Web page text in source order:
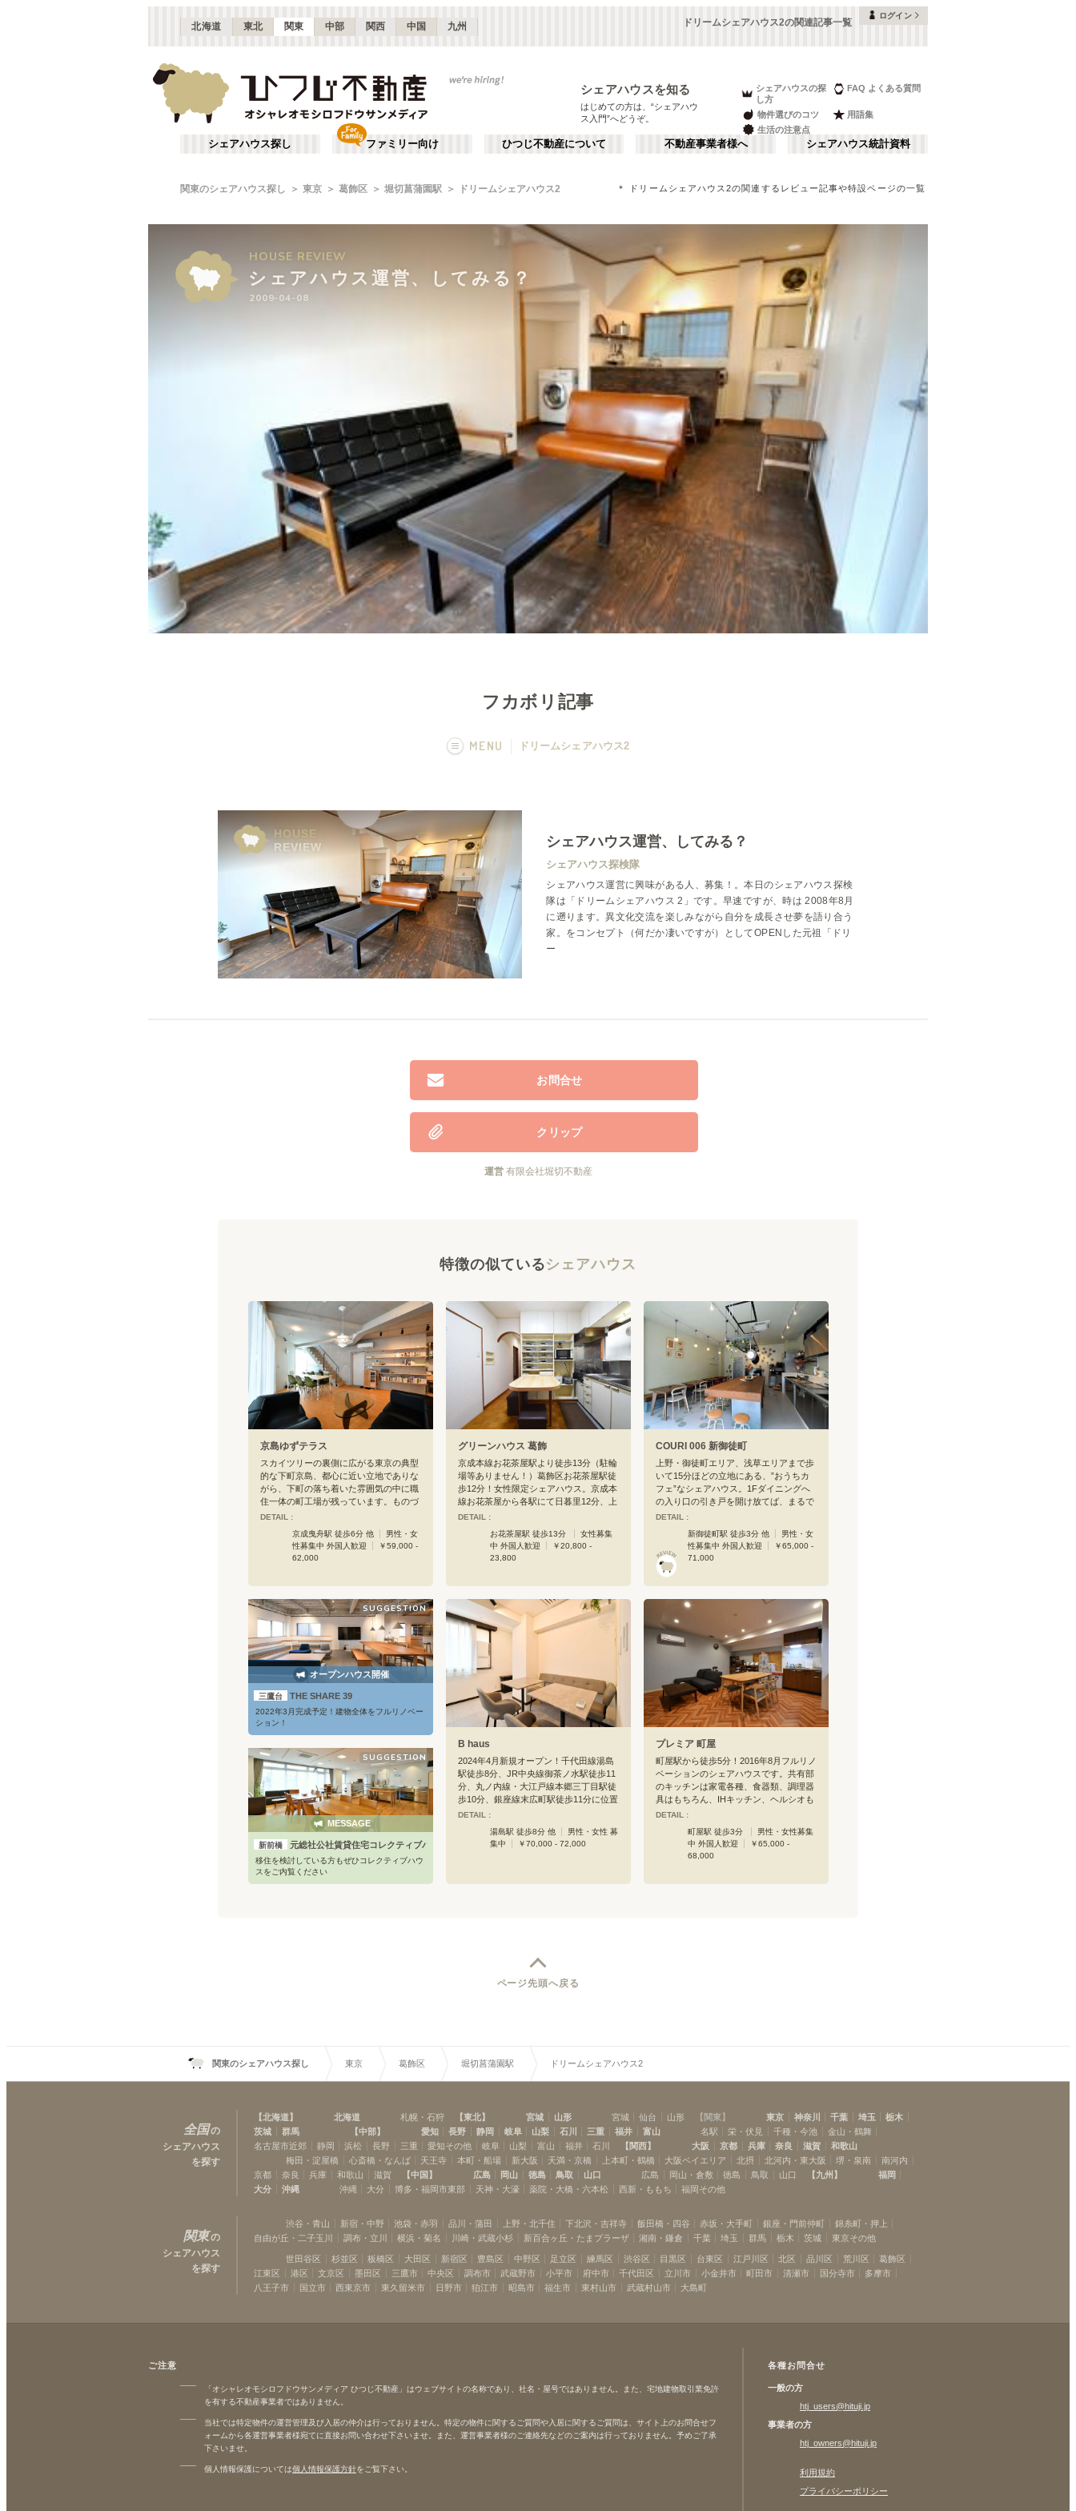
北海道 東北 関東 中部 関西 中国 九州 ドリームシェアハウス2の関連記事一覧
ログイン
シェアハウスを知る
はじめての方は、“シェアハウ
ス入門”へどうぞ。
シェアハウスの探
し方
FAQ よくある質問
物件選びのコツ
用語集
生活の注意点
シェアハウス探し ファミリー向け ひつじ不動産について 不動産事業者様へ シェアハウス統計資料
関東のシェアハウス探し 東京 葛飾区 堀切菖蒲園駅 ドリームシェアハウス2 ＊ ドリームシェアハウス2の関連するレビュー記事や特設ページの一覧
HOUSE REVIEW
シェアハウス運営、してみる？
2009-04-08
HOUSE REVIEW
シェアハウス運営、してみる？
2009-04-08
HOUSE REVIEW
シェアハウス運営、してみる？
2009-04-08
フカボリ記事
MENU ドリームシェアハウス2
運営者
HOUSE
REVIEW
シェアハウス運営、してみる？
シェアハウス探検隊
シェアハウス運営に興味がある人、募集！。本日のシェアハウス探検
隊は「ドリームシェアハウス 2」です。早速ですが、時は 2008年8月
に遡ります。異文化交流を楽しみながら自分を成長させ夢を語り合う
家。をコンセプト（何だか凄いですが）としてOPENした元祖「ドリ
ー
お問合せ
クリップ
運営 有限会社堀切不動産
特徴の似ているシェアハウス
京島ゆずテラス
スカイツリーの裏側に広がる東京の典型
的な下町京島、都心に近い立地でありな
がら、下町の落ち着いた雰囲気の中に職
住一体の町工場が残っています。ものづ
くりの町での生活、シェアハウスの中で
との生活が、イノベーションの発想を加
速します。近くに昭和の雰囲気満載のキ
訓練などの地域活動が盛んです。シェア
ハウスを通して下町コミュニティへの参
加が可能です。
DETAIL :
京成曳舟駅 徒歩6分 他
男性・女
性募集中 外国人歓迎
￥59,000 -
62,000
グリーンハウス 葛飾
京成本線お花茶屋駅より徒歩13分（駐輪
場等ありません！）葛飾区お花茶屋駅徒
歩12分！女性限定シェアハウス。京成本
線お花茶屋から各駅にて日暮里12分、上
野15分と抜群な立地！内装フルリノベー
ホワイトテイスト。光ネットは使い放
題。洗濯置はコイン式ではございませ
した。 東京生活を提案させて頂きます。
DETAIL :
お花茶屋駅 徒歩13分
女性募集
中 外国人歓迎
￥20,800 -
23,800
COURI 006 新御徒町
上野・御徒町エリア、浅草エリアまで歩
いて15分ほどの立地にある、”おうちカ
フェ”なシェアハウス。1Fダイニングへ
の入り口の引き戸を開け放てば、まるで
オープンカフェのよう。毎日忙しくして
ンを焼き、コーヒーにこだわり、ゆった
りした朝を過ごす、そんな時間を満喫で
きます。おもしろ調理器具の揃う大きめ
キッチンは、おもてなしの場所。ヌード
て、粉から手作りの生パスタ、本格石釜
ピザをつくり、みんなでわいわいお料理
を囲むのも、たのしみのひとつ。おいし
いものがあれば、自然と笑顔と会話がは
ずむはず。4Fにもリビング＆キッチンが
あり、こちらのリビングでは靴を脱いで
くつろげます。個室のドアの色は4色。
部屋番号のサインやメッセージボードは
ゆるーいデザイン。ホテルのような、お
店のような雰囲気です。新宿まで都営大
分。どんどん盛り上がっていくイースト
東京！このエリアは発見がいっぱいで
す。カフェにいるような心地いい空間。
コーヒーを入れて本をおともに、ゆっく
り時間をたのしむカフェスペース。料理
い。おいしいごはんを通じて人とつなが
る、そんなシェアハウスです。
DETAIL :
新御徒町駅 徒歩3分 他
男性・女
性募集中 外国人歓迎
￥65,000 -
71,000
SUGGESTION
オープンハウス開催
三鷹台 THE SHARE 39
2022年3月完成予定！建物全体をフルリノベー
ション！
SUGGESTION
MESSAGE
新前橋 元総社公社賃貸住宅コレクティブハウス
移住を検討している方もぜひコレクティブハウ
スをご内覧ください
B haus
2024年4月新規オープン！千代田線湯島
駅徒歩8分、JR中央線御茶ノ水駅徒歩11
分、丸ノ内線・大江戸線本郷三丁目駅徒
歩10分、銀座線末広町駅徒歩11分に位置
する抜群のアクセスと、大学の集積によ
生み出します。周辺には神田明神や湯島
天満宮などもあり、深みのある歴史文化
屋は民泊）。個室以外は民泊との共用と
なっております。ご興味持って頂きまし
たら気軽にお問い合わせ頂ければと思い
DETAIL :
湯島駅 徒歩8分 他
男性・女性 募
集中
￥70,000 - 72,000
プレミア 町屋
町屋駅から徒歩5分！2016年8月フルリノ
ベーションのシェアハウスです。共有部
のキッチンは家電各種、食器類、調理器
具はもちろん、IHキッチン、ヘルシオも
完備！個室内は家具つき！お洒落なソフ
ブ付きの浴室もあります。 ハウスのすぐ
近所には公園や銭湯、八百屋さんがあっ
DETAIL :
町屋駅 徒歩3分
男性・女性募集
中 外国人歓迎
￥65,000 -
68,000
ページ先頭へ戻る
関東のシェアハウス探し 東京 葛飾区 堀切菖蒲園駅 ドリームシェアハウス2
全国の
シェアハウス
を探す
【北海道】 北海道 札幌・石狩 【東北】 宮城 山形 宮城 仙台 山形 【 関東】 東京 神奈川 千葉 埼玉
栃木
茨城
群馬 【中部】 愛知 長野 静岡 岐阜 山梨 石川 三重 福井 富山 名駅 栄・伏見 千種・今池
金山・鶴舞
名古屋市近郊
静岡 浜松 長野 三重 愛知その他 岐阜 山梨 富山 福井 石川 【関西】 大阪 京都 兵庫 奈良 滋賀
和歌山
梅田・淀屋橋
心斎橋・なんば 天王寺 本町・船場 新大阪 天満・京橋 上本町・鶴橋 大阪ベイエリア 北摂 北河内・東大阪 堺・泉南
南河内
京都
奈良 兵庫 和歌山 滋賀 【中国 】 広島 岡山 徳島 鳥取 山口 広島 岡山・倉敷 徳島 鳥取 山口 【九州 】
福岡
大分
沖縄 沖縄 大分 博多・福岡市東部 天神・大濠 薬院・大橋・六本松 西新・ももち 福岡その他
関東の
シェアハウス
を探す
渋谷・青山 新宿・中野 池袋・赤羽 品川・蒲田 上野・北千住 下北沢・吉祥寺 飯田橋・四谷 赤坂・大手町 銀座・門前仲町
錦糸町・押上
自由が丘・二子玉川
調布・立川 横浜・菊名 川崎・武蔵小杉 新百合ヶ丘・たまプラーザ 湘南・鎌倉 千葉 埼玉 群馬 栃木 茨城 東京その他
世田谷区 杉並区 板橋区 大田区 新宿区 豊島区 中野区 足立区 練馬区 渋谷区 目黒区 台東区 江戸川区 北区 品川区 荒川区
葛飾区
江東区
港区 文京区 墨田区 三鷹市 中央区 調布市 武蔵野市 小平市 府中市 千代田区 立川市 小金井市 町田市 清瀬市 国分寺市
多摩市
八王子市
国立市 西東京市 東久留米市 日野市 狛江市 昭島市 福生市 東村山市 武蔵村山市 大島町
ご注意
「オシャレオモシロフドウサンメディア ひつじ不動産」はウェブサイトの名称であり、社名・屋号ではありません。また、宅地建物取引業免許
を有する不動産事業者ではありません。
当社では特定物件の運営管理及び入居の仲介は行っておりません。特定の物件に関するご質問や入居に関するご質問は、サイト上のお問合せフ
ォームから各運営事業者様宛てに直接お問い合わせ下さいませ。また、運営事業者様のご連絡先などのご案内は行っておりません。予めご了承
下さいませ。
個人情報保護については個人情報保護方針をご覧下さい。
各種お問合せ
一般の方
htj_users@hituji.jp
事業者の方
htj_owners@hituji.jp
利用規約
プライバシーポリシー